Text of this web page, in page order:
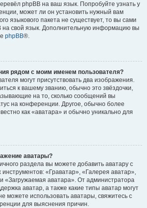
phpBB на ваш язык. Попробуйте узнать у
может ли он установить нужный вам
языкового пакета не существует, то вы сами
на свой язык. Дополнительную информацию вы
phpBB®.
рядом с моим именем пользователя?
могут присутствовать два изображения.
к вашему званию, обычно это звёздочки,
на то, сколько сообщений вы
на конференции. Другое, обычно более
как «аватара» и обычно уникально для
аватары?
раздела вы можете добавить аватару с
«Граватар», «Галерея аватар»,
«Загружаемая аватара». От администратора
аватар, а также какие типы аватар могут
можете использовать аватары, свяжитесь с
для выяснения причин.